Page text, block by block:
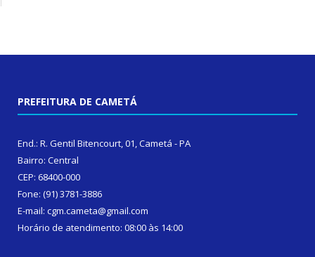
PREFEITURA DE CAMETÁ
End.: R. Gentil Bitencourt, 01, Cametá - PA
Bairro: Central
CEP: 68400-000
Fone: (91) 3781-3886
E-mail: cgm.cameta@gmail.com
Horário de atendimento: 08:00 às 14:00